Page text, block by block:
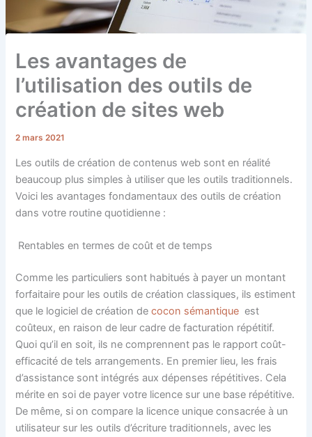
Les avantages de
l’utilisation des outils de
création de sites web
2 mars 2021
Les outils de création de contenus web sont en réalité
beaucoup plus simples à utiliser que les outils traditionnels.
Voici les avantages fondamentaux des outils de création
dans votre routine quotidienne :
Rentables en termes de coût et de temps
Comme les particuliers sont habitués à payer un montant
forfaitaire pour les outils de création classiques, ils estiment
que le logiciel de création decocon sémantique est
coûteux, en raison de leur cadre de facturation répétitif.
Quoi qu’il en soit, ils ne comprennent pas le rapport coût-
efficacité de tels arrangements. En premier lieu, les frais
d’assistance sont intégrés aux dépenses répétitives. Cela
mérite en soi de payer votre licence sur une base répétitive.
De même, si on compare la licence unique consacrée à un
utilisateur sur les outils d’écriture traditionnels, avec les